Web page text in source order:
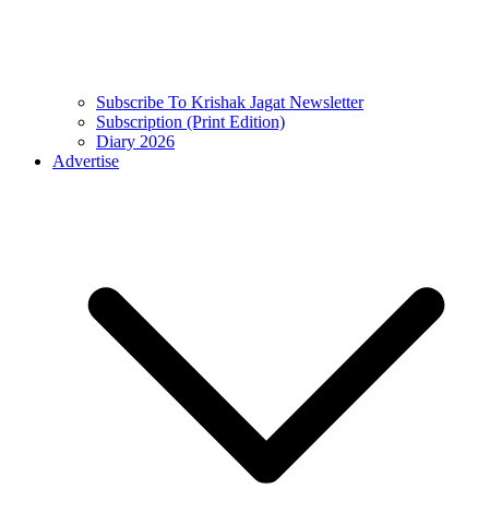
Subscribe To Krishak Jagat Newsletter
Subscription (Print Edition)
Diary 2026
Advertise